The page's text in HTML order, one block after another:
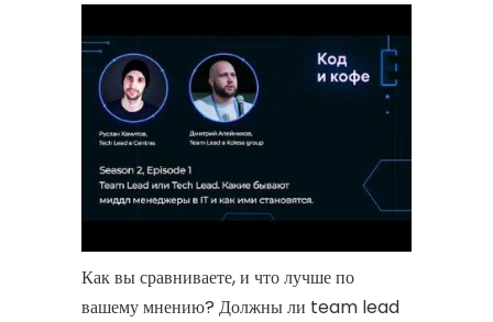
Как вы сравниваете, и что лучше по
вашему мнению? Должны ли team lead